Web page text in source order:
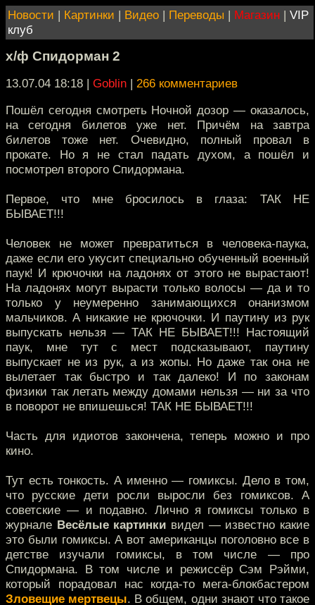
Новости | Картинки | Видео | Переводы | Магазин | VIP
клуб
х/ф Спидорман 2
13.07.04 18:18 | Goblin | 266 комментариев
Пошёл сегодня смотреть Ночной дозор — оказалось,
на сегодня билетов уже нет. Причём на завтра
билетов тоже нет. Очевидно, полный провал в
прокате. Но я не стал падать духом, а пошёл и
посмотрел второго Спидормана.
Первое, что мне бросилось в глаза: ТАК НЕ
БЫВАЕТ!!!
Человек не может превратиться в человека-паука,
даже если его укусит специально обученный военный
паук! И крючочки на ладонях от этого не вырастают!
На ладонях могут вырасти только волосы — да и то
только у неумеренно занимающихся онанизмом
мальчиков. А никакие не крючочки. И паутину из рук
выпускать нельзя — ТАК НЕ БЫВАЕТ!!! Настоящий
паук, мне тут с мест подсказывают, паутину
выпускает не из рук, а из жопы. Но даже так она не
вылетает так быстро и так далеко! И по законам
физики так летать между домами нельзя — ни за что
в поворот не впишешься! ТАК НЕ БЫВАЕТ!!!
Часть для идиотов закончена, теперь можно и про
кино.
Тут есть тонкость. А именно — гомиксы. Дело в том,
что русские дети росли выросли без гомиксов. А
советские — и подавно. Лично я гомиксы только в
журнале Весёлые картинки видел — известно какие
это были гомиксы. А вот американцы поголовно все в
детстве изучали гомиксы, в том числе — про
Спидормана. В том числе и режиссёр Сэм Рэйми,
который порадовал нас когда-то мега-блокбастером
Зловещие мертвецы. В общем, одни знают что такое